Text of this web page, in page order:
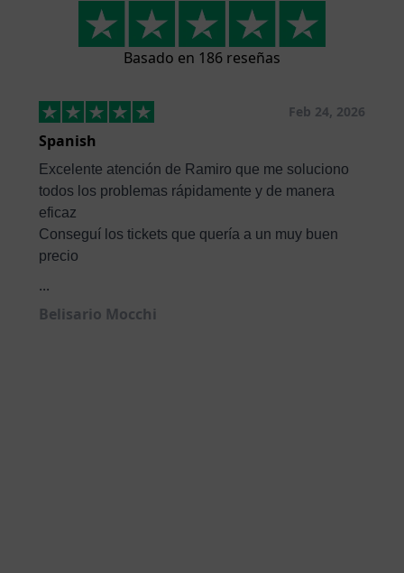
Basado en 186 reseñas
Feb 24, 2026
Spanish
Excelente atención de Ramiro que me soluciono
todos los problemas rápidamente y de manera
eficaz
Conseguí los tickets que quería a un muy buen
precio
...
Belisario Mocchi